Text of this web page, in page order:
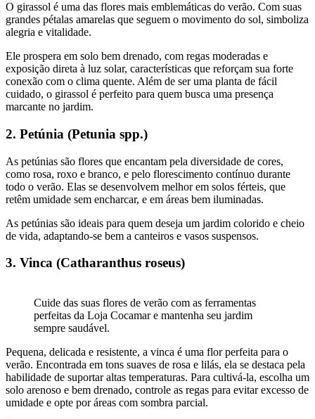
O girassol é uma das flores mais emblemáticas do verão. Com suas
grandes pétalas amarelas que seguem o movimento do sol, simboliza
alegria e vitalidade.
Ele prospera em solo bem drenado, com regas moderadas e
exposição direta à luz solar, características que reforçam sua forte
conexão com o clima quente. Além de ser uma planta de fácil
cuidado, o girassol é perfeito para quem busca uma presença
marcante no jardim.
2. Petúnia (Petunia spp.)
As petúnias são flores que encantam pela diversidade de cores,
como rosa, roxo e branco, e pelo florescimento contínuo durante
todo o verão. Elas se desenvolvem melhor em solos férteis, que
retêm umidade sem encharcar, e em áreas bem iluminadas.
As petúnias são ideais para quem deseja um jardim colorido e cheio
de vida, adaptando-se bem a canteiros e vasos suspensos.
3. Vinca (Catharanthus roseus)
Cuide das suas flores de verão com as ferramentas
perfeitas da Loja Cocamar e mantenha seu jardim
sempre saudável.
Pequena, delicada e resistente, a vinca é uma flor perfeita para o
verão. Encontrada em tons suaves de rosa e lilás, ela se destaca pela
habilidade de suportar altas temperaturas. Para cultivá-la, escolha um
solo arenoso e bem drenado, controle as regas para evitar excesso de
umidade e opte por áreas com sombra parcial.